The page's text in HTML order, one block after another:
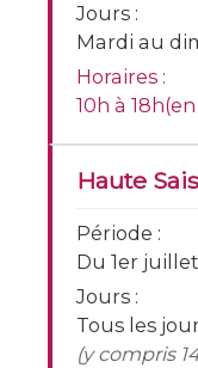
Jours :
Mardi au
Horaires :
10h à
Haute
Période :
Du 1er
Jours :
Tous les
(y compris